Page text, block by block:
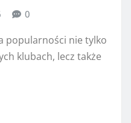
0
popularności nie tylko
klubach, lecz także